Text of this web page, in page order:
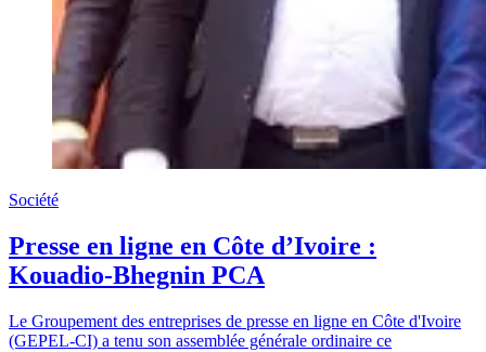
Société
Presse en ligne en Côte d’Ivoire :
Kouadio-Bhegnin PCA
Le Groupement des entreprises de presse en ligne en Côte d'Ivoire
(GEPEL-CI) a tenu son assemblée générale ordinaire ce